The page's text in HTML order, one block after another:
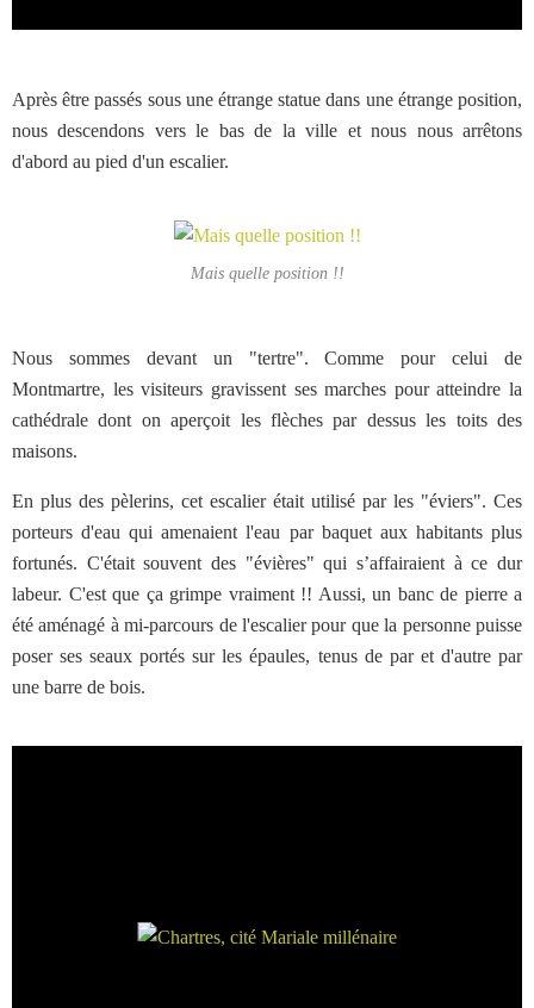
Après être passés sous une étrange statue dans une étrange position,
nous descendons vers le bas de la ville et nous nous arrêtons
d'abord au pied d'un escalier.
Mais quelle position !!
Nous sommes devant un "tertre". Comme pour celui de
Montmartre, les visiteurs gravissent ses marches pour atteindre la
cathédrale dont on aperçoit les flèches par dessus les toits des
maisons.
En plus des pèlerins, cet escalier était utilisé par les "éviers". Ces
porteurs d'eau qui amenaient l'eau par baquet aux habitants plus
fortunés. C'était souvent des "évières" qui s’affairaient à ce dur
labeur. C'est que ça grimpe vraiment !! Aussi, un banc de pierre a
été aménagé à mi-parcours de l'escalier pour que la personne puisse
poser ses seaux portés sur les épaules, tenus de par et d'autre par
une barre de bois.